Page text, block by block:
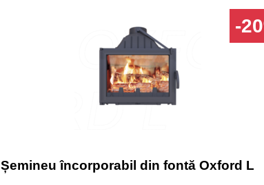
-
Șemineu încorporabil din fontă Oxford L